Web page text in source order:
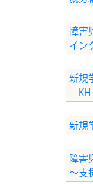
障害
イン
新規
－
新規
障害
〜支